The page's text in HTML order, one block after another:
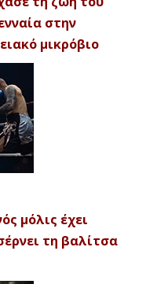
στην
μικρόβιο
μόλις έχει
τη βαλίτσα